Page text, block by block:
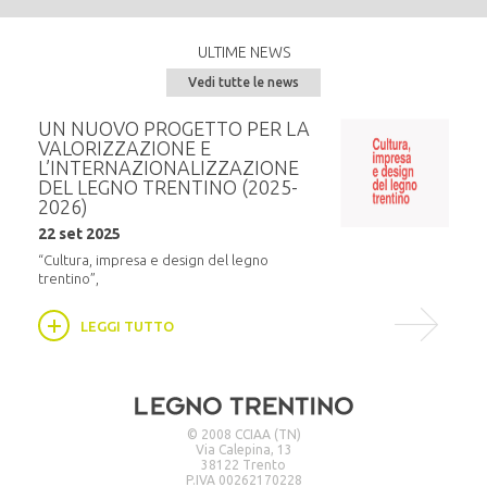
ULTIME NEWS
Vedi tutte le news
UN NUOVO PROGETTO PER LA
VALORIZZAZIONE E
L’INTERNAZIONALIZZAZIONE
DEL LEGNO TRENTINO (2025-
2026)
22 set 2025
“Cultura, impresa e design del legno
trentino”,
LEGGI TUTTO
© 2008 CCIAA (TN)
Via Calepina, 13
38122 Trento
P.IVA 00262170228